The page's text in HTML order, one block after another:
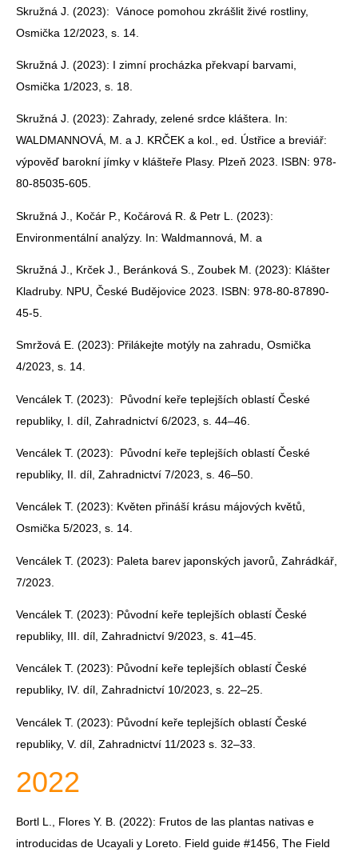
Skružná J. (2023): Vánoce pomohou zkrášlit živé rostliny,
Osmička 12/2023, s. 14.
Skružná J. (2023): I zimní procházka překvapí barvami,
Osmička 1/2023, s. 18.
Skružná J. (2023): Zahrady, zelené srdce kláštera. In:
WALDMANNOVÁ, M. a J. KRČEK a kol., ed. Ústřice a breviář:
výpověď barokní jímky v klášteře Plasy. Plzeň 2023. ISBN: 978-
80-85035-605.
Skružná J., Kočár P., Kočárová R. & Petr L. (2023):
Environmentální analýzy. In: Waldmannová, M. a
Skružná J., Krček J., Beránková S., Zoubek M. (2023): Klášter
Kladruby. NPU, České Budějovice 2023. ISBN: 978-80-87890-
45-5.
Smržová E. (2023): Přilákejte motýly na zahradu, Osmička
4/2023, s. 14.
Vencálek T. (2023): Původní keře teplejších oblastí České
republiky, I. díl, Zahradnictví 6/2023, s. 44–46.
Vencálek T. (2023): Původní keře teplejších oblastí České
republiky, II. díl, Zahradnictví 7/2023, s. 46–50.
Vencálek T. (2023): Květen přináší krásu májových květů,
Osmička 5/2023, s. 14.
Vencálek T. (2023): Paleta barev japonských javorů, Zahrádkář,
7/2023.
Vencálek T. (2023): Původní keře teplejších oblastí České
republiky, III. díl, Zahradnictví 9/2023, s. 41–45.
Vencálek T. (2023): Původní keře teplejších oblastí České
republiky, IV. díl, Zahradnictví 10/2023, s. 22–25.
Vencálek T. (2023): Původní keře teplejších oblastí České
republiky, V. díl, Zahradnictví 11/2023 s. 32–33.
2022
Bortl L., Flores Y. B. (2022): Frutos de las plantas nativas e
introducidas de Ucayali y Loreto. Field guide #1456, The Field